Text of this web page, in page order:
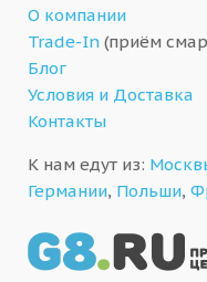
О компании
Trade-In (приём
Блог
Условия и Доставка
Контакты
К нам едут из:
Германии, Польши,